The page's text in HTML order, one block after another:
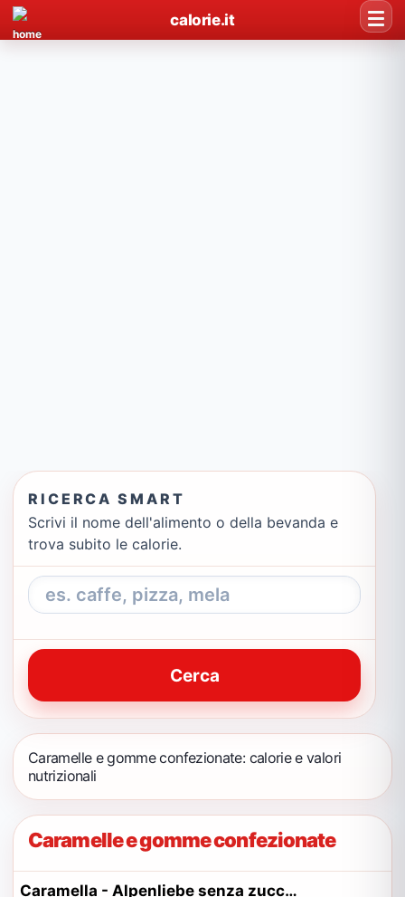
calorie.it
RICERCA SMART
Scrivi il nome dell'alimento o della bevanda e
trova subito le calorie.
Cerca
Caramelle e gomme confezionate: calorie e valori
nutrizionali
Caramelle e gomme confezionate
Caramella - Alpenliebe senza zucchero